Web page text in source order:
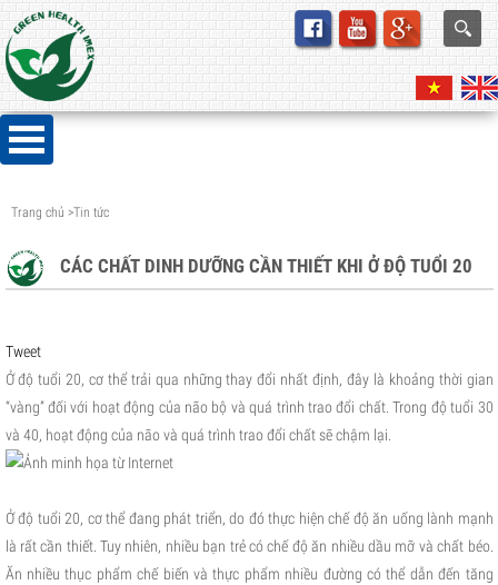
Trang chủ >Tin tức
CÁC CHẤT DINH DƯỠNG CẦN THIẾT KHI Ở ĐỘ TUỔI 20
Tweet
Ở độ tuổi 20, cơ thể trải qua những thay đổi nhất định, đây là khoảng thời gian
“vàng” đối với hoạt động của não bộ và quá trình trao đổi chất. Trong độ tuổi 30
và 40, hoạt động của não và quá trình trao đổi chất sẽ chậm lại.
Ở độ tuổi 20, cơ thể đang phát triển, do đó thực hiện chế độ ăn uống lành mạnh
là rất cần thiết. Tuy nhiên, nhiều bạn trẻ có chế độ ăn nhiều dầu mỡ và chất béo.
Ăn nhiều thục phẩm chế biến và thực phẩm nhiều đường có thể dẫn đến tăng